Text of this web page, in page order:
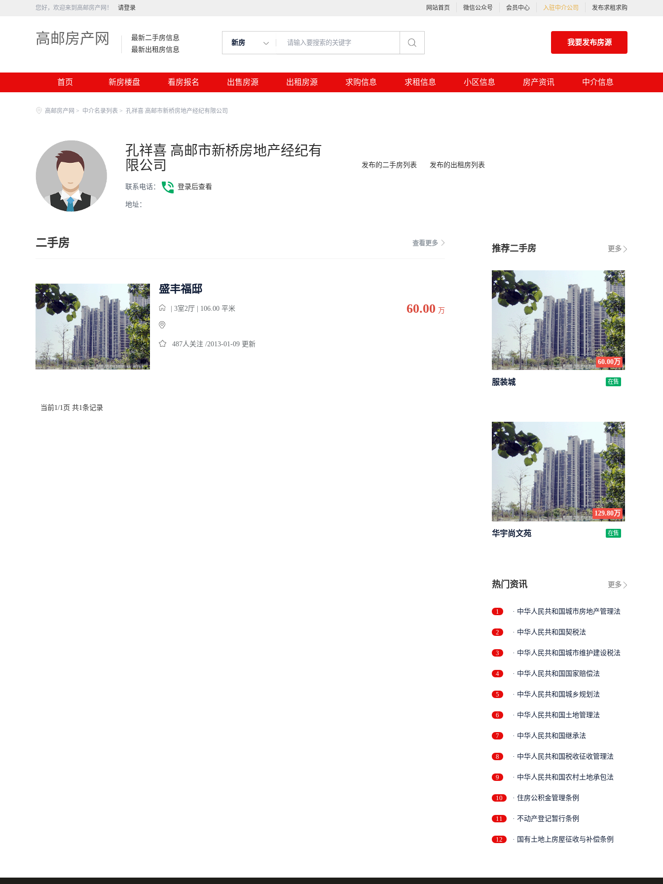
您好，欢迎来到高邮房产网！ 请登录 网站首页 微信公众号 会员中心 入驻中介公司 发布求租求购
高邮房产网
最新二手房信息
最新出租房信息
新房 我要发布房源
首页 新房楼盘 看房报名 出售房源 出租房源 求购信息 求租信息 小区信息 房产资讯 中介信息
高邮房产网 > 中介名录列表 > 孔祥喜 高邮市新桥房地产经纪有限公司
孔祥喜 高邮市新桥房地产经纪有
限公司
联系电话： 登录后查看
地址：
发布的二手房列表 发布的出租房列表
二手房 查看更多
盛丰福邸
| 3室2厅 | 106.00 平米
487人关注 /2013-01-09 更新
60.00 万
当前1/1页 共1条记录
更多
推荐二手房
60.00万
服装城 在售
129.80万
华宇尚文苑 在售
更多
热门资讯
1 · 中华人民共和国城市房地产管理法
2 · 中华人民共和国契税法
3 · 中华人民共和国城市维护建设税法
4 · 中华人民共和国国家赔偿法
5 · 中华人民共和国城乡规划法
6 · 中华人民共和国土地管理法
7 · 中华人民共和国继承法
8 · 中华人民共和国税收征收管理法
9 · 中华人民共和国农村土地承包法
10 · 住房公积金管理条例
11 · 不动产登记暂行条例
12 · 国有土地上房屋征收与补偿条例